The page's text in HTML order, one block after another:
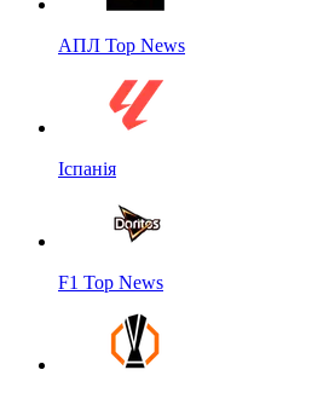
АПЛ Top News
Іспанія
F1 Top News